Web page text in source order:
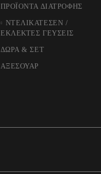
ΠΡΟΪΟΝΤΑ ΔΙΑΤΡΟΦΗΣ
ΝΤΕΛΙΚΑΤΕΣΕΝ /
ΕΚΛΕΚΤΕΣ ΓΕΥΣΕΙΣ
ΔΩΡΑ & ΣΕΤ
ΑΞΕΣΟΥΑΡ